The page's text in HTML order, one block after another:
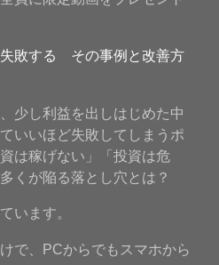
失敗する その事例と改善方
少し利益を出しはじめた中
いいほど失敗してしまうポ
は稼げない」「投資は危
くが陥る落とし穴とは？
います。
で、PCからでもスマホから